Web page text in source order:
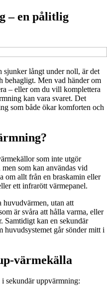
– en pålitlig
långt under noll, är det
behagligt. Men vad händer om
– eller om du vill komplettera
kan vara svaret. Det
som både ökar komforten och
som inte utgör
som kan användas vid
om allt från en braskamin eller
ett infrarött värmepanel.
huvudvärmen, utan att
är svåra att hålla varma, eller
Samtidigt kan en sekundär
går sönder mitt i
värmekälla
sekundär uppvärmning: